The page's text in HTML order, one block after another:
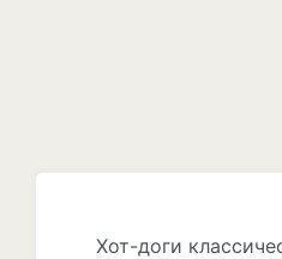
Хот-доги